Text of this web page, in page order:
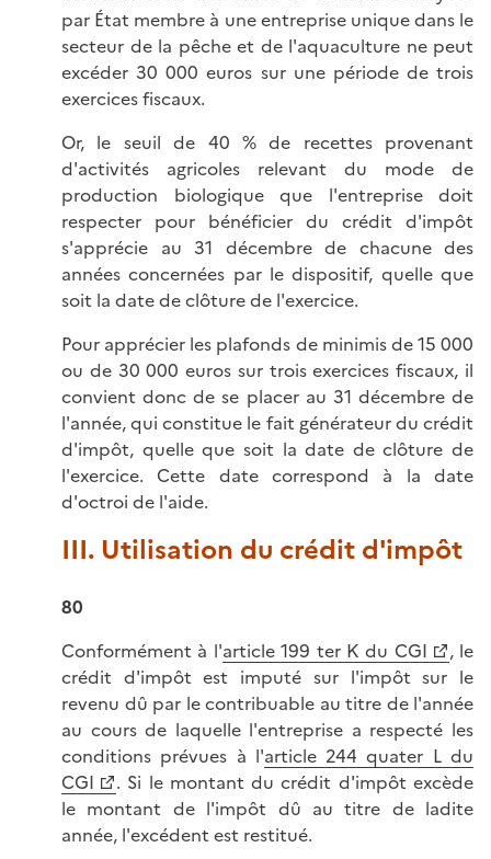
par État membre à une entreprise unique dans le
secteur de la pêche et de l'aquaculture ne peut
excéder 30 000 euros sur une période de trois
exercices fiscaux.
Or, le seuil de 40 % de recettes provenant
d'activités agricoles relevant du mode de
production biologique que l'entreprise doit
respecter pour bénéficier du crédit d'impôt
s'apprécie au 31 décembre de chacune des
années concernées par le dispositif, quelle que
soit la date de clôture de l'exercice.
Pour apprécier les plafonds de minimis de 15 000
ou de 30 000 euros sur trois exercices fiscaux, il
convient donc de se placer au 31 décembre de
l'année, qui constitue le fait générateur du crédit
d'impôt, quelle que soit la date de clôture de
l'exercice. Cette date correspond à la date
d'octroi de l'aide.
III. Utilisation du crédit d'impôt
80
Conformément à l'article 199 ter K du CGI
, le
crédit d'impôt est imputé sur l'impôt sur le
revenu dû par le contribuable au titre de l'année
au cours de laquelle l'entreprise a respecté les
conditions prévues à l'article 244 quater L du
CGI
. Si le montant du crédit d'impôt excède
le montant de l'impôt dû au titre de ladite
année, l'excédent est restitué.